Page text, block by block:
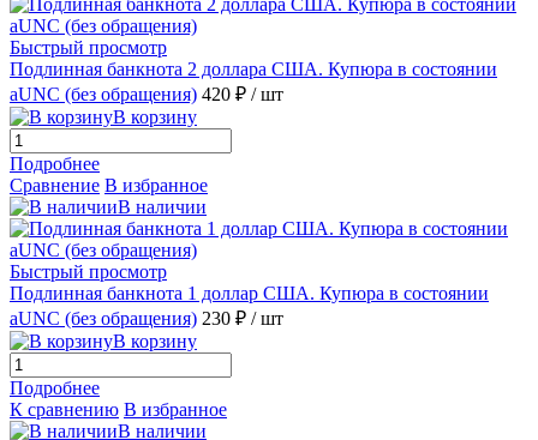
Быстрый просмотр
Подлинная банкнота 2 доллара США. Купюра в состоянии
aUNC (без обращения) 420 ₽ / шт
В корзину
Подробнее
Сравнение В избранное
В наличии
Быстрый просмотр
Подлинная банкнота 1 доллар США. Купюра в состоянии
аUNC (без обращения) 230 ₽ / шт
В корзину
Подробнее
К сравнению В избранное
В наличии